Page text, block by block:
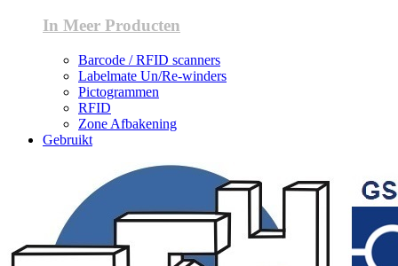
In Meer Producten
Barcode / RFID scanners
Labelmate Un/Re-winders
Pictogrammen
RFID
Zone Afbakening
Gebruikt